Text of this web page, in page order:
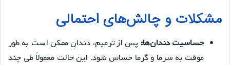
مشکلات و چالش‌های احتمالی
حساسیت دندان‌ها: پس از ترمیم، دندان ممکن است به طور
موقت به سرما و گرما حساس شود. این حالت معمولاً طی چند